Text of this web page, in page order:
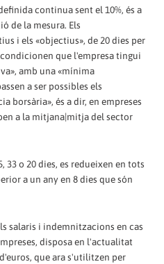
continua sent el 10%, és a
de la mesura. Els
i els «objectius», de 20 dies per
que l'empresa tingui
amb una «mínima
a ser possibles els
borsària», és a dir, en empreses
a la mitjana|mitja del sector
o 20 dies, es redueixen en tots
a un any en 8 dies que són
salaris i indemnitzacions en cas
disposa en l'actualitat
que ara s'utilitzen per